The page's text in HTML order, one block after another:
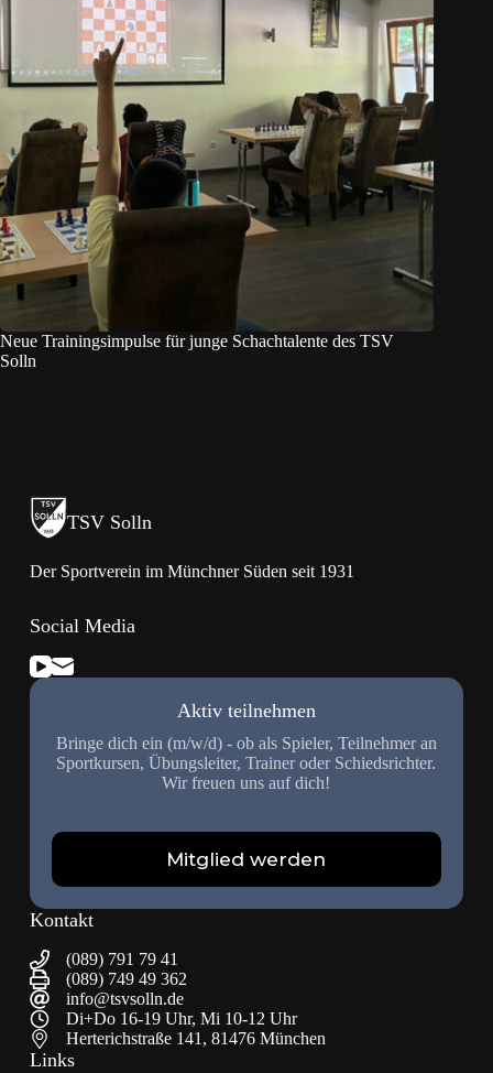
Neue Trainingsimpulse für junge Schachtalente des TSV
Solln
TSV Solln
Der Sportverein im Münchner Süden seit 1931
Social Media
Kontakt
(089) 791 79 41
(089) 749 49 362
info@tsvsolln.de
Di+Do 16-19 Uhr, Mi 10-12 Uhr
Herterichstraße 141, 81476 München
Links
Aktiv teilnehmen
Bringe dich ein (m/w/d) - ob als Spieler, Teilnehmer an
Sportkursen, Übungsleiter, Trainer oder Schiedsrichter.
Wir freuen uns auf dich!
Mitglied werden